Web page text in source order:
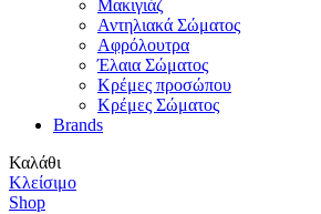
Μακιγιάζ
Αντηλιακά Σώματος
Αφρόλουτρα
Έλαια Σώματος
Κρέμες προσώπου
Κρέμες Σώματος
Brands
Καλάθι
Κλείσιμο
Shop